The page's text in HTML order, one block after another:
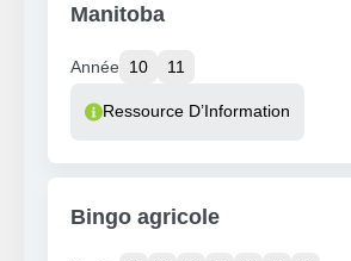
Manitoba
Année 10
11
Resource Type
Ressource D’Information
Bingo agricole